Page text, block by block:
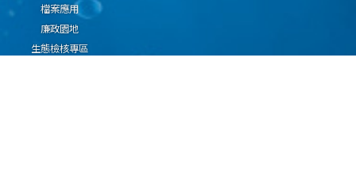
檔案應用
廉政園地
生態檢核專區